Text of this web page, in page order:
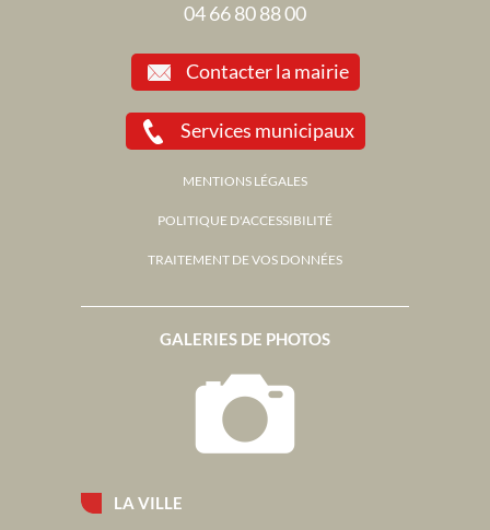
LA VILLE
GALERIES DE PHOTOS
04 66 80 88 00
Contacter la mairie
Services municipaux
MENTIONS LÉGALES
POLITIQUE D'ACCESSIBILITÉ
TRAITEMENT DE VOS DONNÉES